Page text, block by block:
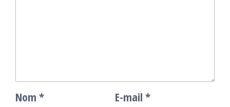
Nom * E-mail *